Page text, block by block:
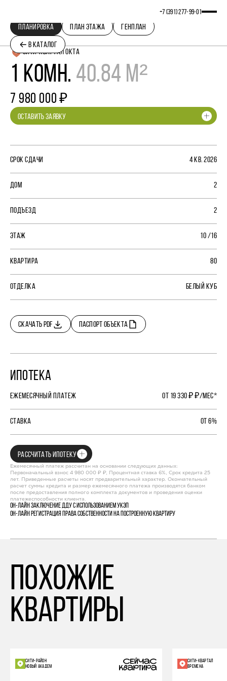
+7 (391) 277‒99‒01
В КАТАЛОГ
ПЛАНИРОВКА ПЛАН ЭТАЖА ГЕНПЛАН
СИТИ-КВАРТАЛ ОКТА
1 КОМН. 40.84 М²
7 980 000 ₽
ОСТАВИТЬ ЗАЯВКУ
СРОК СДАЧИ 4 КВ. 2026
ДОМ 2
ПОДЪЕЗД 2
ЭТАЖ 10 /16
КВАРТИРА 80
ОТДЕЛКА БЕЛЫЙ КУБ
СКАЧАТЬ PDF ПАСПОРТ ОБЪЕКТА
ИПОТЕКА
ЕЖЕМЕСЯЧНЫЙ ПЛАТЕЖ ОТ 19 330 ₽ ₽/МЕС*
СТАВКА ОТ 6%
РАССЧИТАТЬ ИПОТЕКУ
Ежемесячный платеж рассчитан на основании следующих данных:
Первоначальный взнос 4 980 000 ₽ ₽, Процентная ставка 6%, Срок кредита 25
лет. Приведенные расчеты носят предварительный характер. Окончательный
расчет суммы кредита и размер ежемесячного платежа производятся банком
после предоставления полного комплекта документов и проведения оценки
платежеспособности клиента.
Он-лайн заключение ДДУ с использованием УКЭП
Он-лайн регистрация права собственности на построенную квартиру
похожие
квартиры
СИТИ-РАЙОН
НОВЫЙ АКАДЕМ
СИТИ-КВАРТАЛ
ВРЕМЕНА